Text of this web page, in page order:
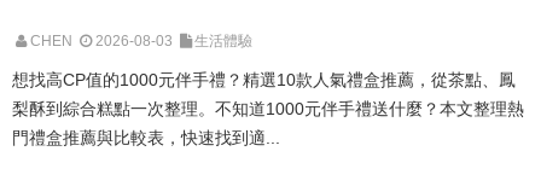
CHEN 2026-08-03 生活體驗
想找高CP值的1000元伴手禮？精選10款人氣禮盒推薦，從茶點、鳳
梨酥到綜合糕點一次整理。不知道1000元伴手禮送什麼？本文整理熱
門禮盒推薦與比較表，快速找到適...